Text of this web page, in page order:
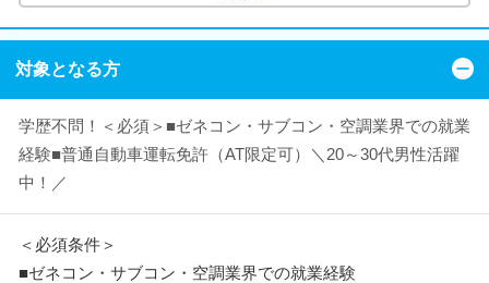
対象となる方
学歴不問！＜必須＞■ゼネコン・サブコン・空調業界での就業
経験■普通自動車運転免許（AT限定可）＼20～30代男性活躍
中！／
＜必須条件＞
■ゼネコン・サブコン・空調業界での就業経験